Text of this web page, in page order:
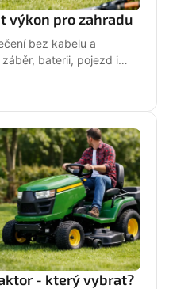
výkon pro zahradu
bez kabelu a
baterii, pojezd i
- který vybrat?